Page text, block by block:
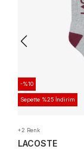
-%10
Sepette %25 İndirim
+2 Renk
LACOSTE